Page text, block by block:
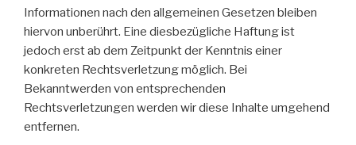
Informationen nach den allgemeinen Gesetzen bleiben
hiervon unberührt. Eine diesbezügliche Haftung ist
jedoch erst ab dem Zeitpunkt der Kenntnis einer
konkreten Rechtsverletzung möglich. Bei
Bekanntwerden von entsprechenden
Rechtsverletzungen werden wir diese Inhalte umgehend
entfernen.